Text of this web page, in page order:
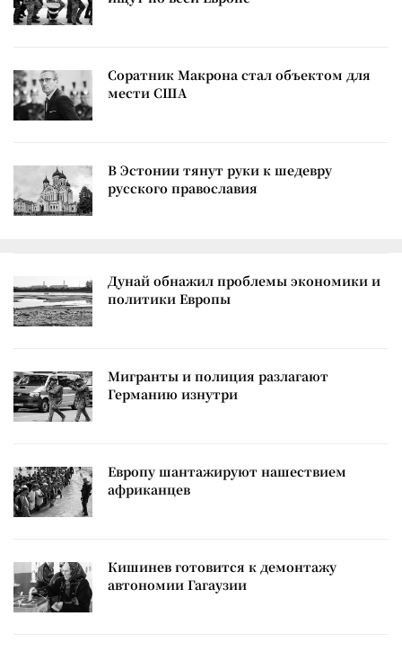
Соратник Макрона стал объектом для
мести США
В Эстонии тянут руки к шедевру
русского православия
Дунай обнажил проблемы экономики и
политики Европы
Мигранты и полиция разлагают
Германию изнутри
Европу шантажируют нашествием
африканцев
Кишинев готовится к демонтажу
автономии Гагаузии